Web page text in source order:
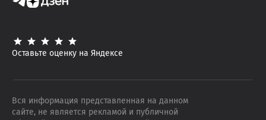
Оставьте оценку на Яндексе
Вся информация представленная на данном
сайте, не является рекламой и публичной